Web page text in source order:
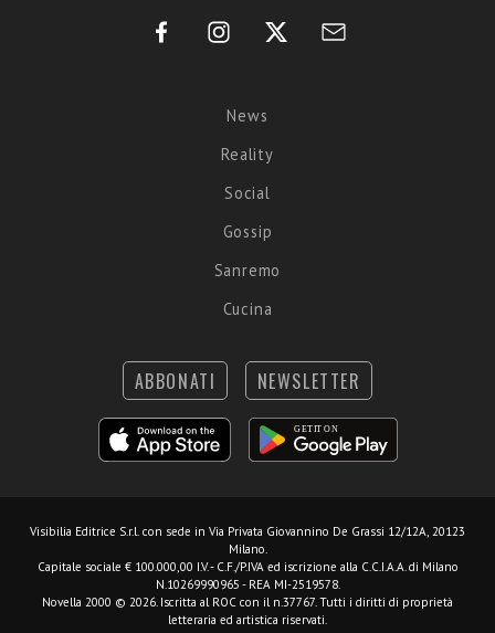
News
Reality
Social
Gossip
Sanremo
Cucina
ABBONATI NEWSLETTER
Visibilia Editrice S.r.l. con sede in Via Privata Giovannino De Grassi 12/12A, 20123
Milano.
Capitale sociale € 100.000,00 I.V. - C.F./P.IVA ed iscrizione alla C.C.I.A.A. di Milano
N.10269990965 - REA MI-2519578.
Novella 2000 © 2026. Iscritta al ROC con il n.37767. Tutti i diritti di proprietà
letteraria ed artistica riservati.